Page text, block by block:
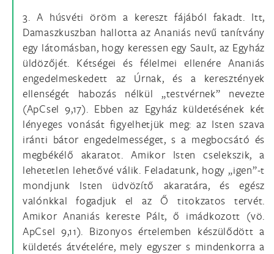
3. A húsvéti öröm a kereszt fájából fakadt. Itt,
Damaszkuszban hallotta az Ananiás nevű tanítvány
egy látomásban, hogy keressen egy Sault, az Egyház
üldözőjét. Kétségei és félelmei ellenére Ananiás
engedelmeskedett az Úrnak, és a keresztények
ellenségét habozás nélkül „testvérnek” nevezte
(ApCsel 9,17). Ebben az Egyház küldetésének két
lényeges vonását figyelhetjük meg: az Isten szava
iránti bátor engedelmességet, s a megbocsátó és
megbékélő akaratot. Amikor Isten cselekszik, a
lehetetlen lehetővé válik. Feladatunk, hogy „igen”-t
mondjunk Isten üdvözítő akaratára, és egész
valónkkal fogadjuk el az Ő titokzatos tervét.
Amikor Ananiás kereste Pált, ő imádkozott (vö.
ApCsel 9,11). Bizonyos értelemben készülődött a
küldetés átvételére, mely egyszer s mindenkorra a